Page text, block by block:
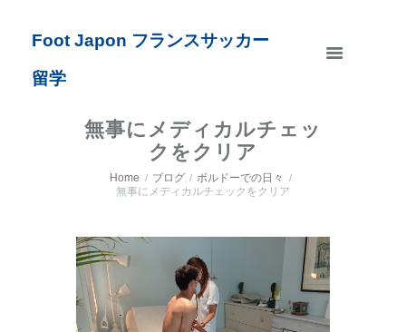
Foot Japon フランスサッカー
留学
無事にメディカルチェッ
クをクリア
Home ブログ
ボルドーでの日々
無事にメディカルチェックをクリア